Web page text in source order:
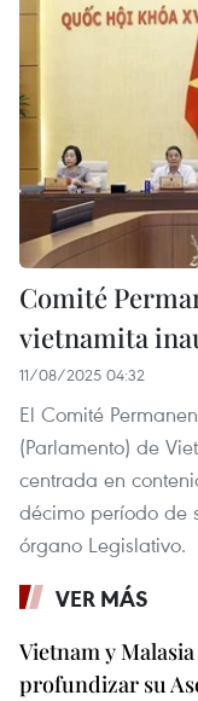
Comité
vietnamita
11/08/2025 04:32
El Comité
(Parlamento) de
centrada en
décimo período de
órgano Legislativo.
VER MÁS
Vietnam y
profundizar su